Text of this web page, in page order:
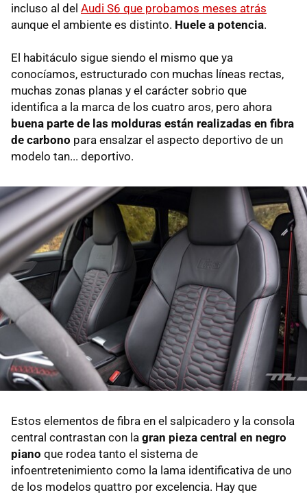
incluso al del Audi S6 que probamos meses atrás
aunque el ambiente es distinto. Huele a potencia.
El habitáculo sigue siendo el mismo que ya
conocíamos, estructurado con muchas líneas rectas,
muchas zonas planas y el carácter sobrio que
identifica a la marca de los cuatro aros, pero ahora
buena parte de las molduras están realizadas en fibra
de carbono para ensalzar el aspecto deportivo de un
modelo tan... deportivo.
Estos elementos de fibra en el salpicadero y la consola
central contrastan con la gran pieza central en negro
piano que rodea tanto el sistema de
infoentretenimiento como la lama identificativa de uno
de los modelos quattro por excelencia. Hay que